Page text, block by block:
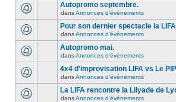
Autopromo septembre.
dansAnnonces d'événements
Pour son dernier spectacle la
dansAnnonces d'événements
Autopromo mai.
dansAnnonces d'événements
4x4 d'improvisation LIFA vs Le
dansAnnonces d'événements
La LIFA rencontre la Lilyade de
dansAnnonces d'événements